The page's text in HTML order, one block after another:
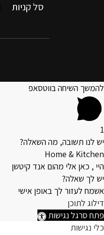
סל קניות
להמשך השיחה בווטסאפ
1
יש לנו תשובה, מה השאלה?
Home & Kitchen
היי , כאן אלי מהום אנד קיטשן
יש לך שאלה?
אשמח לעזור לך באופן אישי
דילוג לתוכן
פתח סרגל נגישות
כלי נגישות